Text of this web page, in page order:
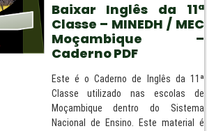
Baixar Inglês da 11ª
Classe – MINEDH / MEC
Moçambique –
Caderno PDF
Este é o Caderno de Inglês da 11ª
Classe utilizado nas escolas de
Moçambique dentro do Sistema
Nacional de Ensino. Este material é